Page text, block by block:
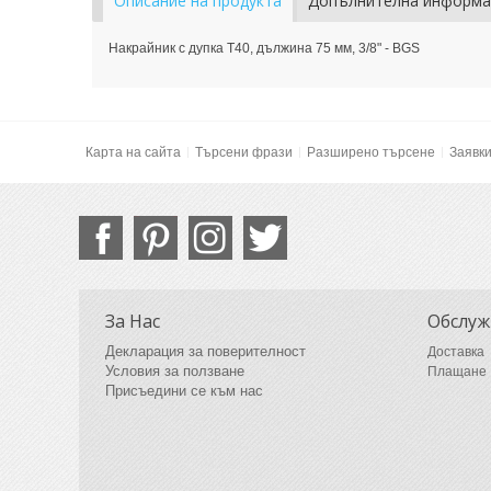
Накрайник с дупка T40, дължина 75 мм, 3/8" - BGS
Карта на сайта Търсени фрази Разширено търсене
За Нас
Декларация за поверителност
Условия за ползване
Присъедини се към нас
Доставка
Плащане